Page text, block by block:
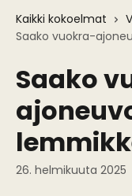
Kaikki kokoelmat
Saako vuokra-
Saako
26. helmikuuta 2025